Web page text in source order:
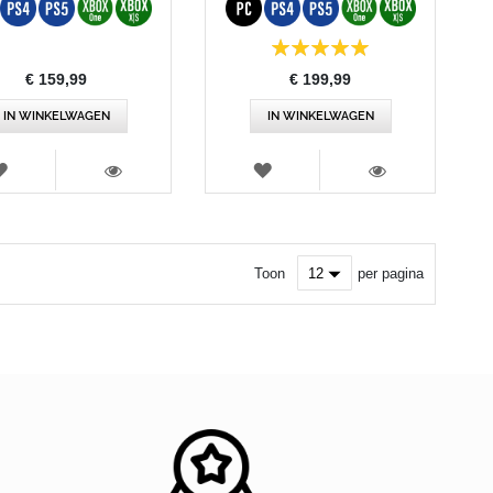
€ 159,99
IN WINKELWAGEN
VERLANGLIJST
WEERGEVEN
Beoordeling:
€ 199,99
IN WINKELWAGEN
VERLANGLIJST
WEERGEVEN
Toon per pagina